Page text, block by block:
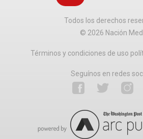
Todos los derechos
© 2026 Nación
Términos y condiciones de uso
Seguínos en redes